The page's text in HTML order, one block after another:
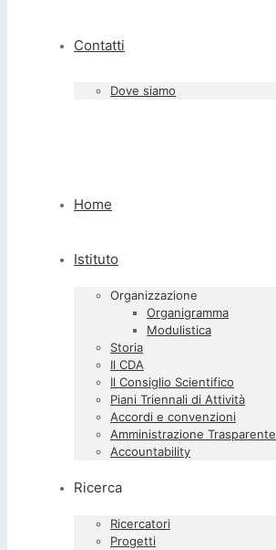
Contatti
Dove siamo
Home
Istituto
Organizzazione
Organigramma
Modulistica
Storia
Il CDA
Il Consiglio Scientifico
Piani Triennali di Attività
Accordi e convenzioni
Amministrazione Trasparente
Accountability
Ricerca
Ricercatori
Progetti